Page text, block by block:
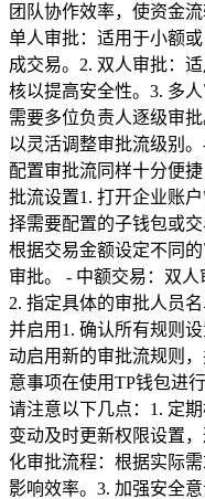
团队协作效率，使资金
单人审批：适用于小额
成交易。2. 双人审批：
核以提高安全性。3. 多
需要多位负责人逐级审
以灵活调整审批流级别
配置审批流同样十分便
批流设置1. 打开企业账
择需要配置的子钱包或
根据交易金额设定不同
审批。 - 中额交易：双人
2. 指定具体的审批人员
并启用1. 确认所有规则
动启用新的审批流规则
意事项在使用TP钱包进
请注意以下几点：1. 定
变动及时更新权限设置
化审批流程：根据实际
影响效率。3. 加强安全